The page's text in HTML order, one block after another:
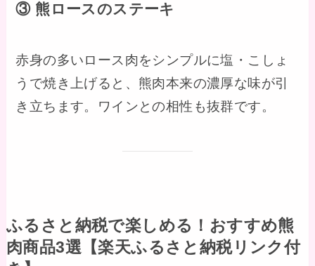
③ 熊ロースのステーキ
赤身の多いロース肉をシンプルに塩・こしょ
うで焼き上げると、熊肉本来の濃厚な味が引
き立ちます。ワインとの相性も抜群です。
ふるさと納税で楽しめる！おすすめ熊
肉商品3選【楽天ふるさと納税リンク付